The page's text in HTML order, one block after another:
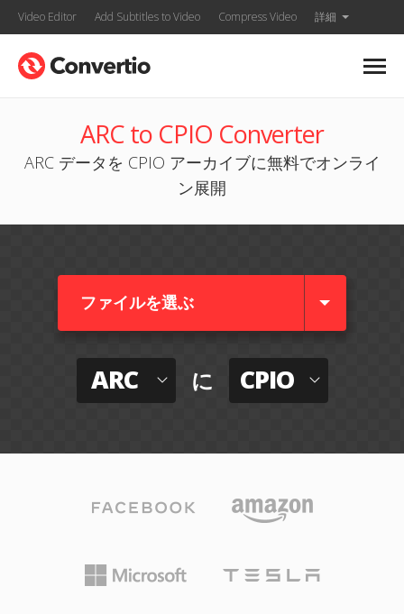
Video Editor Add Subtitles to Video Compress Video 詳細
ARC to CPIO Converter
ARC データを CPIO アーカイブに無料でオンライ
ン展開
ファイルを選ぶ
ARC に CPIO